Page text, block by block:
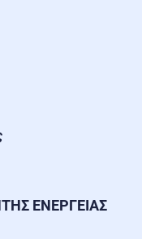
ΕΝΕΡΓΕΙΑΣ